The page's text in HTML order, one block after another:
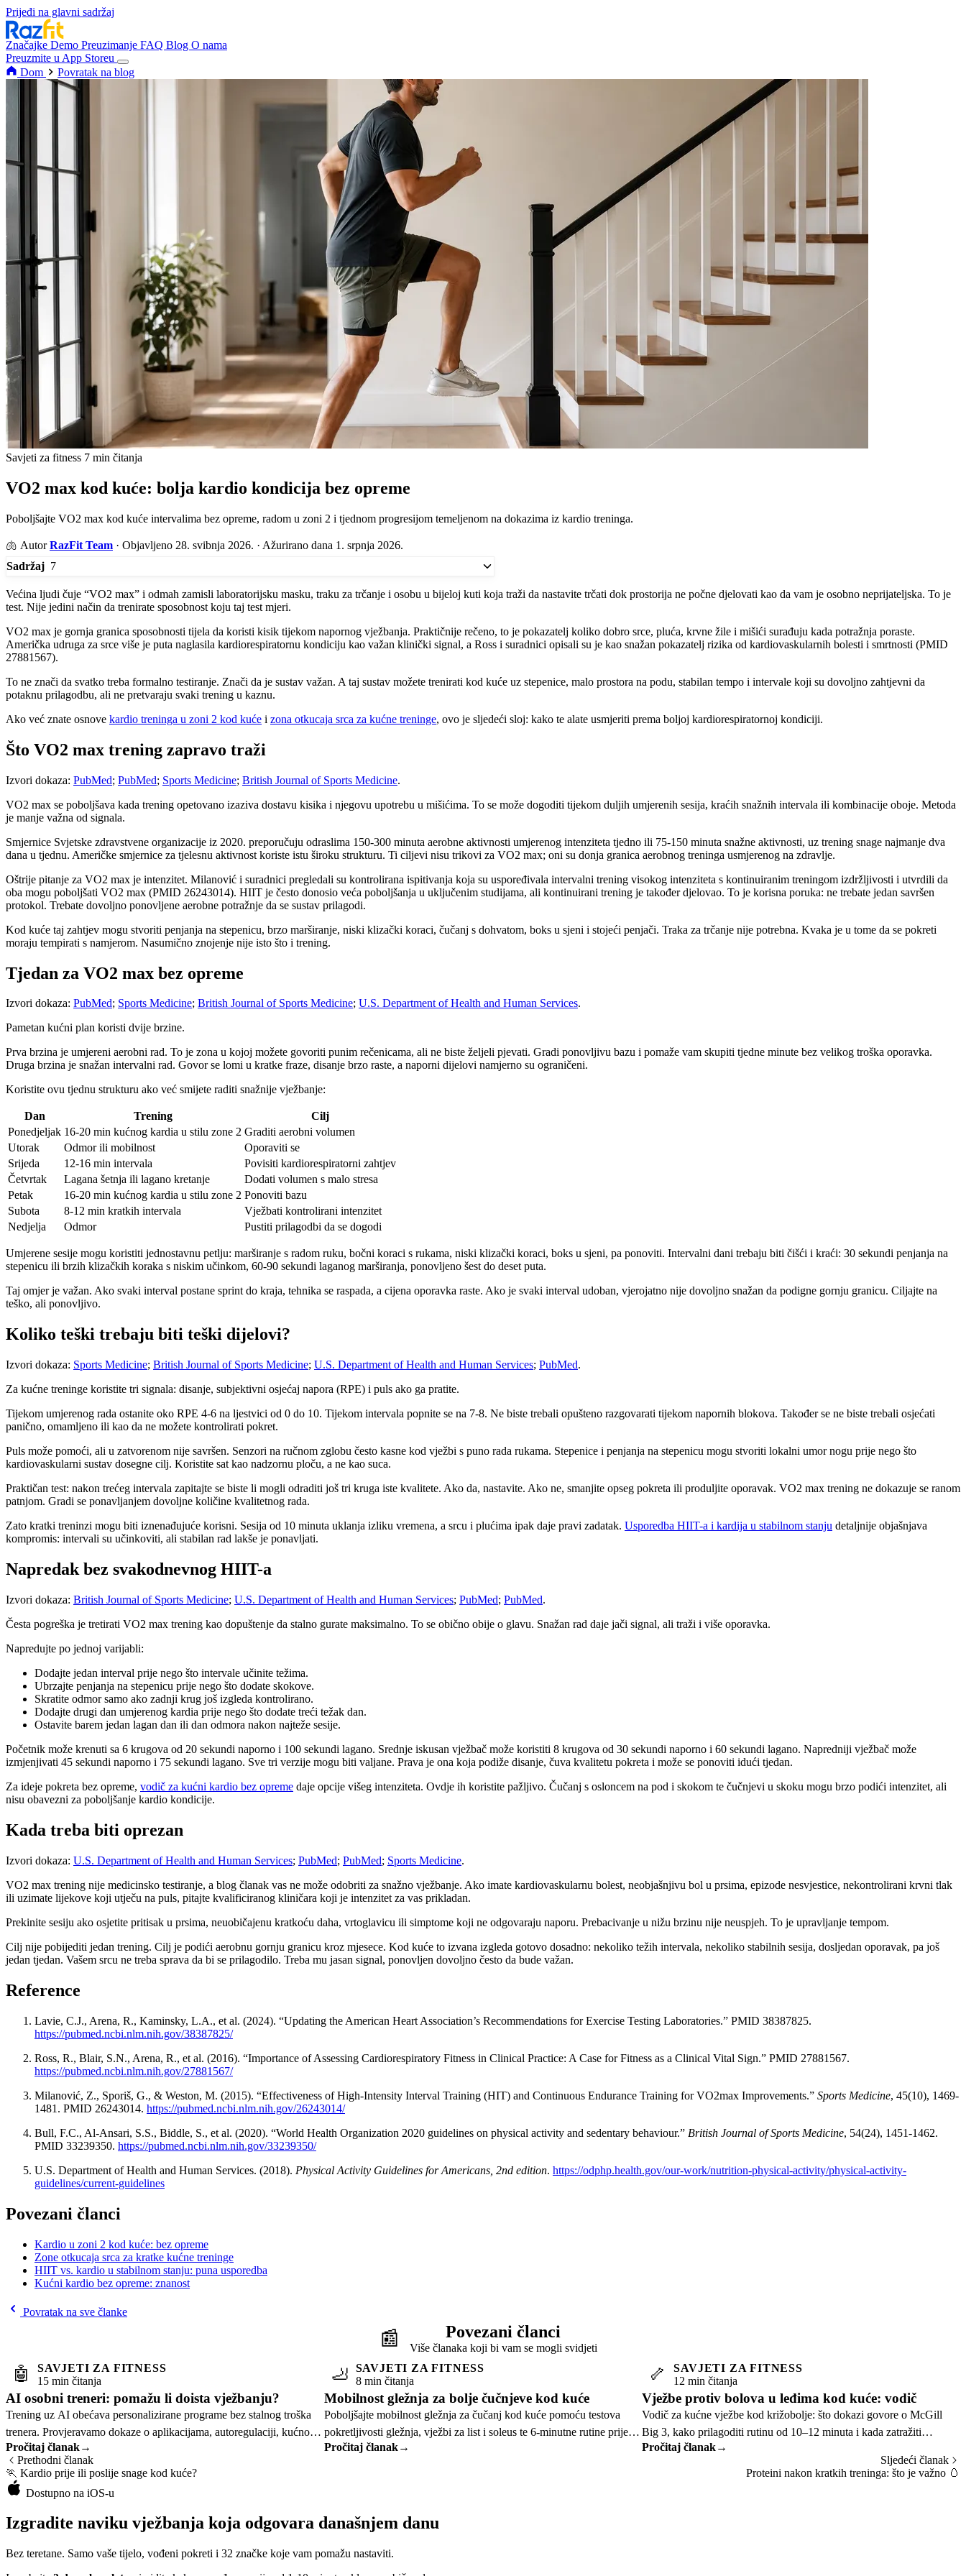
Prijeđi na glavni sadržaj
Značajke Demo Preuzimanje FAQ Blog O nama
Preuzmite u App Storeu
Dom
Povratak na blog
Savjeti za fitness 7 min čitanja
VO2 max kod kuće: bolja kardio kondicija bez opreme
Poboljšajte VO2 max kod kuće intervalima bez opreme, radom u zoni 2 i tjednom progresijom temeljenom na dokazima iz kardio treninga.
🫁 AutorRazFit Team · Objavljeno 28. svibnja 2026. · Ažurirano dana 1. srpnja 2026.
Sadržaj 7
Većina ljudi čuje “VO2 max” i odmah zamisli laboratorijsku masku, traku za trčanje i osobu u bijeloj kuti koja traži da nastavite trčati dok prostorija ne počne djelovati kao da vam je osobno neprijateljska. To je
test. Nije jedini način da trenirate sposobnost koju taj test mjeri.
VO2 max je gornja granica sposobnosti tijela da koristi kisik tijekom napornog vježbanja. Praktičnije rečeno, to je pokazatelj koliko dobro srce, pluća, krvne žile i mišići surađuju kada potražnja poraste.
Američka udruga za srce više je puta naglasila kardiorespiratornu kondiciju kao važan klinički signal, a Ross i suradnici opisali su je kao snažan pokazatelj rizika od kardiovaskularnih bolesti i smrtnosti (PMID
27881567).
To ne znači da svatko treba formalno testiranje. Znači da je sustav važan. A taj sustav možete trenirati kod kuće uz stepenice, malo prostora na podu, stabilan tempo i intervale koji su dovoljno zahtjevni da
potaknu prilagodbu, ali ne pretvaraju svaki trening u kaznu.
Ako već znate osnove kardio treninga u zoni 2 kod kuće i zona otkucaja srca za kućne treninge, ovo je sljedeći sloj: kako te alate usmjeriti prema boljoj kardiorespiratornoj kondiciji.
Što VO2 max trening zapravo traži
Izvori dokaza: PubMed; PubMed; Sports Medicine; British Journal of Sports Medicine.
VO2 max se poboljšava kada trening opetovano izaziva dostavu kisika i njegovu upotrebu u mišićima. To se može dogoditi tijekom duljih umjerenih sesija, kraćih snažnih intervala ili kombinacije oboje. Metoda
je manje važna od signala.
Smjernice Svjetske zdravstvene organizacije iz 2020. preporučuju odraslima 150-300 minuta aerobne aktivnosti umjerenog intenziteta tjedno ili 75-150 minuta snažne aktivnosti, uz trening snage najmanje dva
dana u tjednu. Američke smjernice za tjelesnu aktivnost koriste istu široku strukturu. Ti ciljevi nisu trikovi za VO2 max; oni su donja granica aerobnog treninga usmjerenog na zdravlje.
Oštrije pitanje za VO2 max je intenzitet. Milanović i suradnici pregledali su kontrolirana ispitivanja koja su uspoređivala intervalni trening visokog intenziteta s kontinuiranim treningom izdržljivosti i utvrdili da
oba mogu poboljšati VO2 max (PMID 26243014). HIIT je često donosio veća poboljšanja u uključenim studijama, ali kontinuirani trening je također djelovao. To je korisna poruka: ne trebate jedan savršen
protokol. Trebate dovoljno ponovljene aerobne potražnje da se sustav prilagodi.
Kod kuće taj zahtjev mogu stvoriti penjanja na stepenicu, brzo marširanje, niski klizački koraci, čučanj s dohvatom, boks u sjeni i stojeći penjači. Traka za trčanje nije potrebna. Kvaka je u tome da se pokreti
moraju tempirati s namjerom. Nasumično znojenje nije isto što i trening.
Tjedan za VO2 max bez opreme
Izvori dokaza: PubMed; Sports Medicine; British Journal of Sports Medicine; U.S. Department of Health and Human Services.
Pametan kućni plan koristi dvije brzine.
Prva brzina je umjereni aerobni rad. To je zona u kojoj možete govoriti punim rečenicama, ali ne biste željeli pjevati. Gradi ponovljivu bazu i pomaže vam skupiti tjedne minute bez velikog troška oporavka.
Druga brzina je snažan intervalni rad. Govor se lomi u kratke fraze, disanje brzo raste, a naporni dijelovi namjerno su ograničeni.
Koristite ovu tjednu strukturu ako već smijete raditi snažnije vježbanje:
Dan Trening
Cilj
Ponedjeljak 16-20 min kućnog kardia u stilu zone 2 Graditi aerobni volumen
Utorak
Odmor ili mobilnost
Oporaviti se
Srijeda
12-16 min intervala
Povisiti kardiorespiratorni zahtjev
Četvrtak
Lagana šetnja ili lagano kretanje
Dodati volumen s malo stresa
Petak
16-20 min kućnog kardia u stilu zone 2 Ponoviti bazu
Subota
8-12 min kratkih intervala
Vježbati kontrolirani intenzitet
Nedjelja
Odmor Pustiti prilagodbi da se dogodi
Umjerene sesije mogu koristiti jednostavnu petlju: marširanje s radom ruku, bočni koraci s rukama, niski klizački koraci, boks u sjeni, pa ponoviti. Intervalni dani trebaju biti čišći i kraći: 30 sekundi penjanja na
stepenicu ili brzih klizačkih koraka s niskim učinkom, 60-90 sekundi laganog marširanja, ponovljeno šest do deset puta.
Taj omjer je važan. Ako svaki interval postane sprint do kraja, tehnika se raspada, a cijena oporavka raste. Ako je svaki interval udoban, vjerojatno nije dovoljno snažan da podigne gornju granicu. Ciljajte na
teško, ali ponovljivo.
Koliko teški trebaju biti teški dijelovi?
Izvori dokaza: Sports Medicine; British Journal of Sports Medicine; U.S. Department of Health and Human Services; PubMed.
Za kućne treninge koristite tri signala: disanje, subjektivni osjećaj napora (RPE) i puls ako ga pratite.
Tijekom umjerenog rada ostanite oko RPE 4-6 na ljestvici od 0 do 10. Tijekom intervala popnite se na 7-8. Ne biste trebali opušteno razgovarati tijekom napornih blokova. Također se ne biste trebali osjećati
panično, omamljeno ili kao da ne možete kontrolirati pokret.
Puls može pomoći, ali u zatvorenom nije savršen. Senzori na ručnom zglobu često kasne kod vježbi s puno rada rukama. Stepenice i penjanja na stepenicu mogu stvoriti lokalni umor nogu prije nego što
kardiovaskularni sustav dosegne cilj. Koristite sat kao nadzornu ploču, a ne kao suca.
Praktičan test: nakon trećeg intervala zapitajte se biste li mogli odraditi još tri kruga iste kvalitete. Ako da, nastavite. Ako ne, smanjite opseg pokreta ili produljite oporavak. VO2 max trening ne dokazuje se ranom
patnjom. Gradi se ponavljanjem dovoljne količine kvalitetnog rada.
Zato kratki treninzi mogu biti iznenađujuće korisni. Sesija od 10 minuta uklanja izliku vremena, a srcu i plućima ipak daje pravi zadatak. Usporedba HIIT-a i kardija u stabilnom stanju detaljnije objašnjava
kompromis: intervali su učinkoviti, ali stabilan rad lakše je ponavljati.
Napredak bez svakodnevnog HIIT-a
Izvori dokaza: British Journal of Sports Medicine; U.S. Department of Health and Human Services; PubMed; PubMed.
Česta pogreška je tretirati VO2 max trening kao dopuštenje da stalno gurate maksimalno. To se obično obije o glavu. Snažan rad daje jači signal, ali traži i više oporavka.
Napredujte po jednoj varijabli:
Dodajte jedan interval prije nego što intervale učinite težima.
Ubrzajte penjanja na stepenicu prije nego što dodate skokove.
Skratite odmor samo ako zadnji krug još izgleda kontrolirano.
Dodajte drugi dan umjerenog kardia prije nego što dodate treći težak dan.
Ostavite barem jedan lagan dan ili dan odmora nakon najteže sesije.
Početnik može krenuti sa 6 krugova od 20 sekundi naporno i 100 sekundi lagano. Srednje iskusan vježbač može koristiti 8 krugova od 30 sekundi naporno i 60 sekundi lagano. Napredniji vježbač može
izmjenjivati 45 sekundi naporno i 75 sekundi lagano. Sve tri verzije mogu biti valjane. Prava je ona koja podiže disanje, čuva kvalitetu pokreta i može se ponoviti idući tjedan.
Za ideje pokreta bez opreme, vodič za kućni kardio bez opreme daje opcije višeg intenziteta. Ovdje ih koristite pažljivo. Čučanj s osloncem na pod i skokom te čučnjevi u skoku mogu brzo podići intenzitet, ali
nisu obavezni za poboljšanje kardio kondicije.
Kada treba biti oprezan
Izvori dokaza: U.S. Department of Health and Human Services; PubMed; PubMed; Sports Medicine.
VO2 max trening nije medicinsko testiranje, a blog članak vas ne može odobriti za snažno vježbanje. Ako imate kardiovaskularnu bolest, neobjašnjivu bol u prsima, epizode nesvjestice, nekontrolirani krvni tlak
ili uzimate lijekove koji utječu na puls, pitajte kvalificiranog kliničara koji je intenzitet za vas prikladan.
Prekinite sesiju ako osjetite pritisak u prsima, neuobičajenu kratkoću daha, vrtoglavicu ili simptome koji ne odgovaraju naporu. Prebacivanje u nižu brzinu nije neuspjeh. To je upravljanje tempom.
Cilj nije pobijediti jedan trening. Cilj je podići aerobnu gornju granicu kroz mjesece. Kod kuće to izvana izgleda gotovo dosadno: nekoliko težih intervala, nekoliko stabilnih sesija, dosljedan oporavak, pa još
jedan tjedan. Vašem srcu ne treba sprava da bi se prilagodilo. Treba mu jasan signal, ponovljen dovoljno često da bude važan.
Reference
Lavie, C.J., Arena, R., Kaminsky, L.A., et al. (2024). “Updating the American Heart Association’s Recommendations for Exercise Testing Laboratories.” PMID 38387825.
https://pubmed.ncbi.nlm.nih.gov/38387825/
Ross, R., Blair, S.N., Arena, R., et al. (2016). “Importance of Assessing Cardiorespiratory Fitness in Clinical Practice: A Case for Fitness as a Clinical Vital Sign.” PMID 27881567.
https://pubmed.ncbi.nlm.nih.gov/27881567/
Milanović, Z., Sporiš, G., & Weston, M. (2015). “Effectiveness of High-Intensity Interval Training (HIT) and Continuous Endurance Training for VO2max Improvements.” Sports Medicine, 45(10), 1469-
1481. PMID 26243014. https://pubmed.ncbi.nlm.nih.gov/26243014/
Bull, F.C., Al-Ansari, S.S., Biddle, S., et al. (2020). “World Health Organization 2020 guidelines on physical activity and sedentary behaviour.” British Journal of Sports Medicine, 54(24), 1451-1462.
PMID 33239350. https://pubmed.ncbi.nlm.nih.gov/33239350/
U.S. Department of Health and Human Services. (2018). Physical Activity Guidelines for Americans, 2nd edition. https://odphp.health.gov/our-work/nutrition-physical-activity/physical-activity-
guidelines/current-guidelines
Povezani članci
Kardio u zoni 2 kod kuće: bez opreme
Zone otkucaja srca za kratke kućne treninge
HIIT vs. kardio u stabilnom stanju: puna usporedba
Kućni kardio bez opreme: znanost
Povratak na sve članke
📰 Povezani članci
Više članaka koji bi vam se mogli svidjeti
🤖
SAVJETI ZA FITNESS
15 min čitanja
AI osobni treneri: pomažu li doista vježbanju?
Trening uz AI obećava personalizirane programe bez stalnog troška
trenera. Provjeravamo dokaze o aplikacijama, autoregulaciji, kućnom
treningu i ograničenjima.
Pročitaj članak→
🦶
SAVJETI ZA FITNESS
8 min čitanja
Mobilnost gležnja za bolje čučnjeve kod kuće
Poboljšajte mobilnost gležnja za čučanj kod kuće pomoću testova
pokretljivosti gležnja, vježbi za list i soleus te 6-minutne rutine prije
čučnja.
Pročitaj članak→
🦴
SAVJETI ZA FITNESS
12 min čitanja
Vježbe protiv bolova u leđima kod kuće: vodič
Vodič za kućne vježbe kod križobolje: što dokazi govore o McGill
Big 3, kako prilagoditi rutinu od 10–12 minuta i kada zatražiti
liječničku procjenu.
Pročitaj članak→
Prethodni članak
🏃 Kardio prije ili poslije snage kod kuće?
Sljedeći članak
Proteini nakon kratkih treninga: što je važno 🥚
Dostupno na iOS-u
Izgradite naviku vježbanja koja odgovara današnjem danu
Bez teretane. Samo vaše tijelo, vođeni pokreti i 32 značke koje vam pomažu nastaviti.